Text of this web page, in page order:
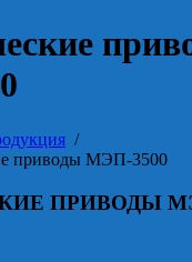
/
приводы МЭП-3500
ПРИВОДЫ